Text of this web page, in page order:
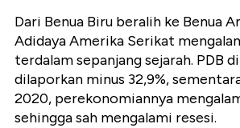
Dari Benua Biru beralih ke Benua
Adidaya Amerika Serikat
terdalam sepanjang sejarah. PDB
dilaporkan minus 32,9%,
2020, perekonomiannya
sehingga sah mengalami resesi.